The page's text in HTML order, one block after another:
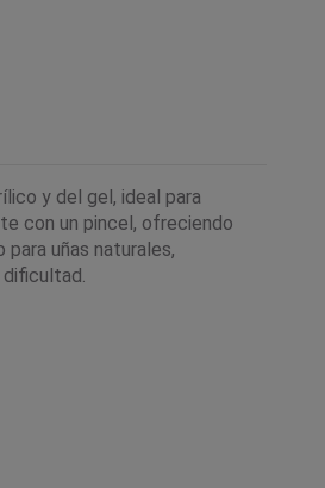
y del gel, ideal para
con un pincel, ofreciendo
uñas naturales,
dificultad.